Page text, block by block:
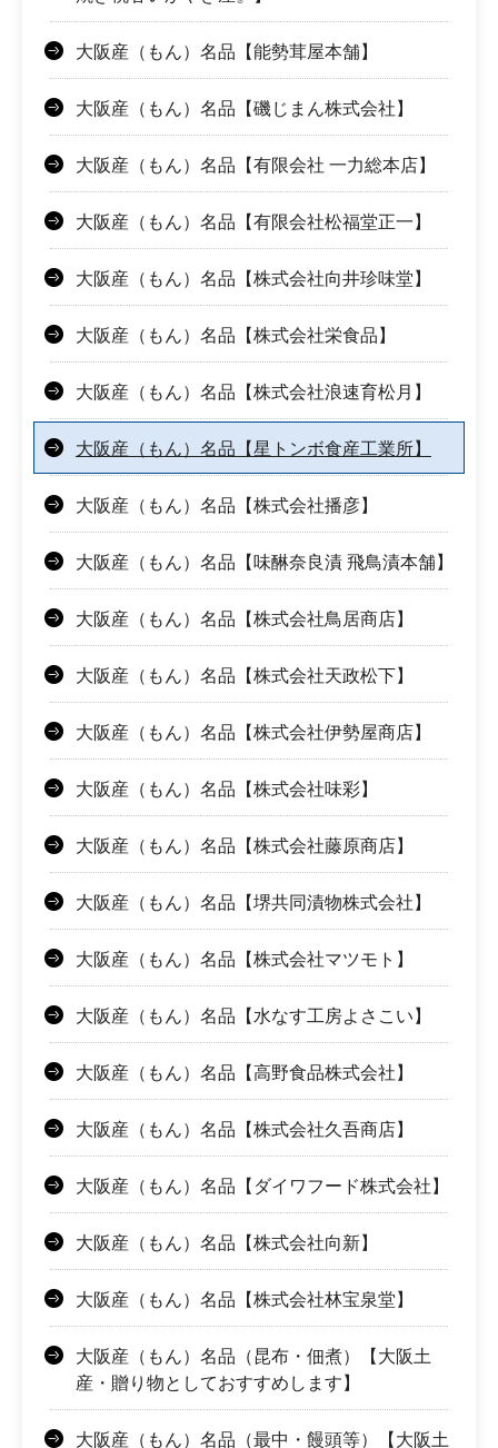
大阪産（もん）名品【能勢茸屋本舗】
大阪産（もん）名品【磯じまん株式会社】
大阪産（もん）名品【有限会社 一力総本店】
大阪産（もん）名品【有限会社松福堂正一】
大阪産（もん）名品【株式会社向井珍味堂】
大阪産（もん）名品【株式会社栄食品】
大阪産（もん）名品【株式会社浪速育松月】
大阪産（もん）名品【星トンボ食産工業所】
大阪産（もん）名品【株式会社播彦】
大阪産（もん）名品【味醂奈良漬 飛鳥漬本舗】
大阪産（もん）名品【株式会社鳥居商店】
大阪産（もん）名品【株式会社天政松下】
大阪産（もん）名品【株式会社伊勢屋商店】
大阪産（もん）名品【株式会社味彩】
大阪産（もん）名品【株式会社藤原商店】
大阪産（もん）名品【堺共同漬物株式会社】
大阪産（もん）名品【株式会社マツモト】
大阪産（もん）名品【水なす工房よさこい】
大阪産（もん）名品【高野食品株式会社】
大阪産（もん）名品【株式会社久吾商店】
大阪産（もん）名品【ダイワフード株式会社】
大阪産（もん）名品【株式会社向新】
大阪産（もん）名品【株式会社林宝泉堂】
大阪産（もん）名品（昆布・佃煮）【大阪土
産・贈り物としておすすめします】
大阪産（もん）名品（最中・饅頭等）【大阪土